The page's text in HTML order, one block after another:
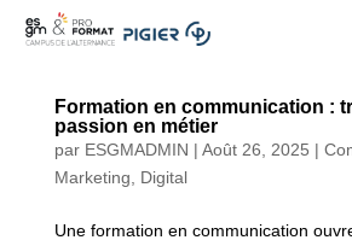
Formation en communication :
passion en métier
par ESGMADMIN | Août 26, 2025 |
Marketing, Digital
Une formation en communication